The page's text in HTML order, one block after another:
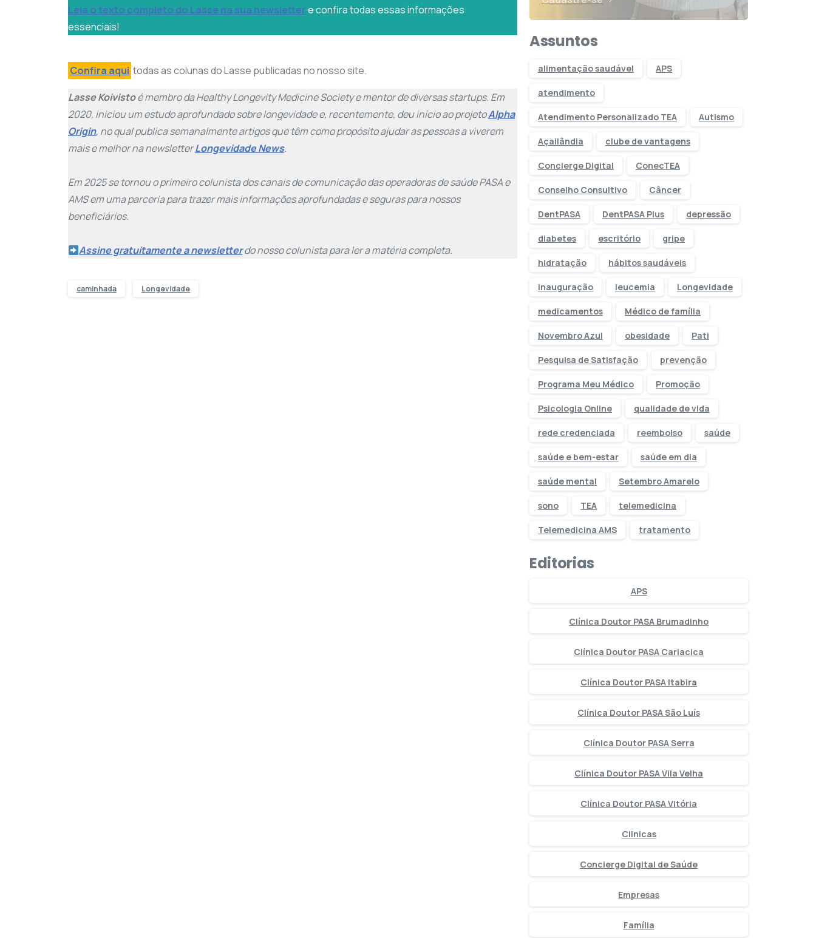
Leia o texto completo do Lasse na sua newslettere confira todas essas informações
essenciais!
Confira aqui todas as colunas do Lasse publicadas no nosso site.
Lasse Koivistoé membro da Healthy Longevity Medicine Society e mentor de diversas startups. Em
2020, iniciou um estudo aprofundado sobre longevidade e, recentemente, deu início ao projetoAlpha
Origin, no qual publica semanalmente artigos que têm como propósito ajudar as pessoas a viverem
mais e melhor na newsletterLongevidade News.
Em 2025 se tornou o primeiro colunista dos canais de comunicação das operadoras de saúde PASA e
AMS em uma parceria para trazer mais informações aprofundadas e seguras para nossos
beneficiários.
Assine gratuitamente a newsletterdo nosso colunista para ler a matéria completa.
caminhada Longevidade
Assuntos
alimentação saudável APS
atendimento
Atendimento Personalizado TEA Autismo
Açailândia clube de vantagens
Concierge Digital ConecTEA
Conselho Consultivo Câncer
DentPASA DentPASA Plus depressão
diabetes escritório gripe
hidratação hábitos saudáveis
inauguração leucemia Longevidade
medicamentos Médico de família
Novembro Azul obesidade Pati
Pesquisa de Satisfação prevenção
Programa Meu Médico Promoção
Psicologia Online qualidade de vida
rede credenciada reembolso saúde
saúde e bem-estar saúde em dia
saúde mental Setembro Amarelo
sono TEA telemedicina
Telemedicina AMS tratamento
Editorias
APS
Clínica Doutor PASA Brumadinho
Clínica Doutor PASA Cariacica
Clínica Doutor PASA Itabira
Clínica Doutor PASA São Luís
Clínica Doutor PASA Serra
Clínica Doutor PASA Vila Velha
Clínica Doutor PASA Vitória
Clinicas
Concierge Digital de Saúde
Empresas
Família